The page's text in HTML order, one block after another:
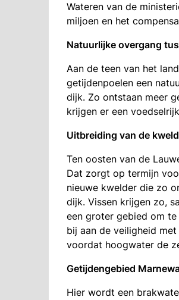
Wateren van de
miljoen en het
Natuurlijke overgang
Aan de teen van het
getijdenpoelen een
dijk. Zo ontstaan meer
krijgen er een
Uitbreiding van de
Ten oosten van de
Dat zorgt op termijn
nieuwe kwelder die zo
dijk. Vissen krijgen zo,
een groter gebied om
bij aan de veiligheid
voordat hoogwater de
Getijdengebied
Hier wordt een